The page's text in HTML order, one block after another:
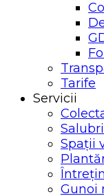
Tarife
Servicii
Spații
Gunoi